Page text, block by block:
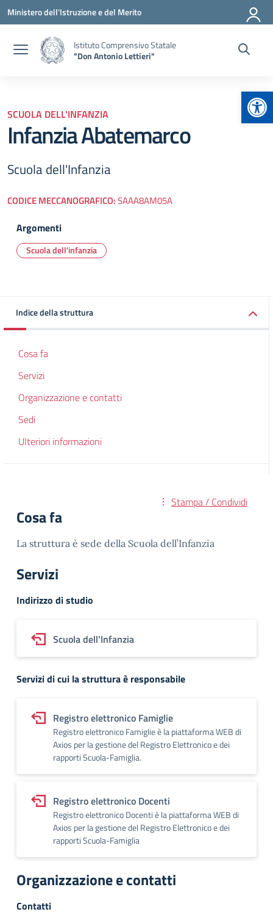
Vai ai contenuti
Vai al menu di navigazione
Vai al footer
Ministero dell'Istruzione e del Merito
Istituto Comprensivo Statale
"Don Antonio Lettieri"
SCUOLA DELL'INFANZIA
Infanzia Abatemarco
Scuola dell'Infanzia
CODICE MECCANOGRAFICO:SAAA8AM05A
Argomenti
Scuola dell'infanzia
Indice della struttura
Cosa fa
Servizi
Organizzazione e contatti
Sedi
Ulteriori informazioni
Stampa / Condividi
Cosa fa
La struttura è sede della Scuola dell’Infanzia
Servizi
Indirizzo di studio
Scuola dell'Infanzia
Servizi di cui la struttura è responsabile
Registro elettronico Famiglie
Registro elettronico Famiglie è la piattaforma WEB di
Axios per la gestione del Registro Elettronico e dei
rapporti Scuola-Famiglia.
Registro elettronico Docenti
Registro elettronico Docenti è la piattaforma WEB di
Axios per la gestione del Registro Elettronico e dei
rapporti Scuola-Famiglia
Organizzazione e contatti
Contatti